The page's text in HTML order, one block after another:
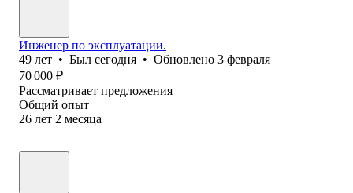
Инженер по эксплуатации.
49 лет • Был сегодня • Обновлено 3 февраля
70 000 ₽
Рассматривает предложения
Общий опыт
26 лет 2 месяца